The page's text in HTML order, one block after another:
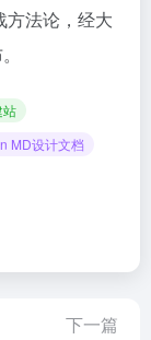
方法论，经大
站
MD设计文档
下一篇